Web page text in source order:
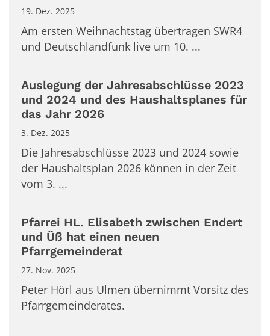
19. Dez. 2025
Am ersten Weihnachtstag übertragen SWR4
und Deutschlandfunk live um 10. ...
Auslegung der Jahresabschlüsse 2023
und 2024 und des Haushaltsplanes für
das Jahr 2026
3. Dez. 2025
Die Jahresabschlüsse 2023 und 2024 sowie
der Haushaltsplan 2026 können in der Zeit
vom 3. ...
Pfarrei HL. Elisabeth zwischen Endert
und Üß hat einen neuen
Pfarrgemeinderat
27. Nov. 2025
Peter Hörl aus Ulmen übernimmt Vorsitz des
Pfarrgemeinderates.